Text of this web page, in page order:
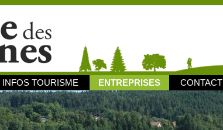
INFOS TOURISME ENTREPRISES CONTACT